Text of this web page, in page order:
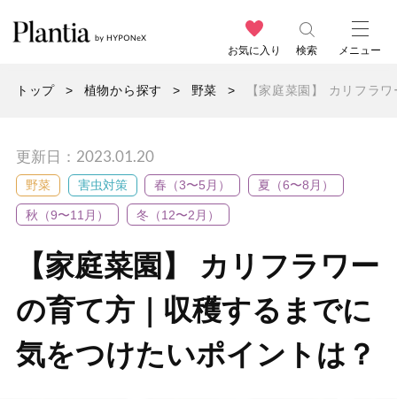
お気に入り 検索 メニュー
トップ 植物から探す 野菜 【家庭菜園】 カリフラ
更新日：2023.01.20
野菜 害虫対策 春（3〜5月） 夏（6〜8月）
秋（9〜11月） 冬（12〜2月）
【家庭菜園】 カリフラワー
の育て方｜収穫するまでに
気をつけたいポイントは？